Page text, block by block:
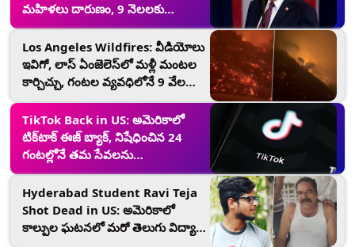
మహిళలు దారుణం, 9 నెలలకు
పుట్టాల్సిన బిడ్డను మధ్యలోనే సీజేరియన్
ద్వారా బయటకు తెచ్చేందుకు
ఆస్పత్రులకు పరుగులు
Los Angeles Wildfires: వీడియోలు
ఇవిగో, లాస్ ఏంజెలెస్‌లో మళ్లీ మంటల
కార్చిచ్చు, గంటల వ్యవధిలోనే 9 వేల
400 ఎకరాలు కాలి బూడిద, దాదాపు
50వేల మందిని వెంటనే ఇల్లు ఖాళీ చేసి
వెళ్లిపోవాలని అధికారులు ఆదేశాలు
TikTok Back in US: అమెరికాలో
టిక్‌టాక్‌ ఈజ్‌ బ్యాక్‌, నిషేధించిన 24
గంటల్లోనే తమ సేవలను
పునరుద్ధరించిన బైట్‌డ్యాన్స్‌
Hyderabad Student Ravi Teja
Shot Dead in US: అమెరికాలో
కాల్పుల ఘటనలో మరో తెలుగు విద్యార్థి